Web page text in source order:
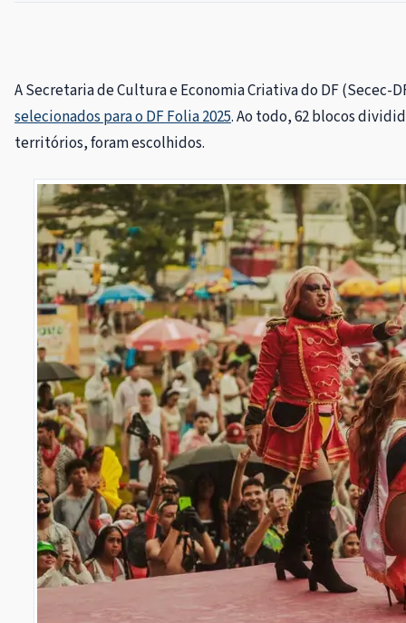
A Secretaria de Cultura e Economia Criativa do DF
selecionados para o DF Folia 2025. Ao todo, 62 blocos
territórios, foram escolhidos.